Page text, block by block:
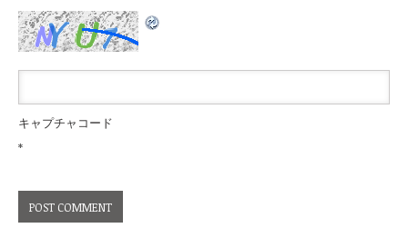
キャプチャコード
*